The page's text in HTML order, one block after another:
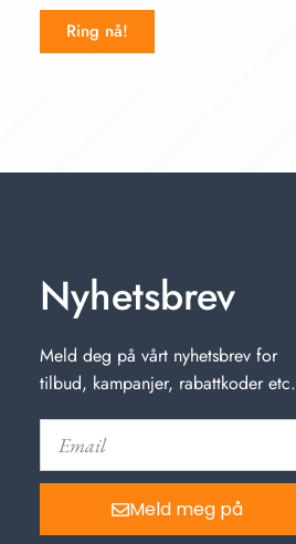
Ring nå!
Nyhetsbrev
Meld deg på vårt nyhetsbrev for
tilbud, kampanjer, rabattkoder etc.
Meld meg på